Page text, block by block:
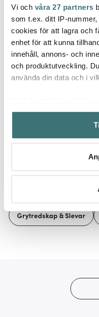
Vi och våra 27 partners
som t.ex. ditt IP-
cookies för att lagra och
enhet för att kunna
innehåll, annons- och
och produktutveckling.
använda din data och i
Samla in information
kan ha en
Identifiera din enhet
Ta reda på mer om hur
Du kan ändra eller dra
Vi använder cookies för
Heirol
Bunke 1,5 L Rostfri
279 kr
I lager
Låt dig
Grytredskap & Slevar